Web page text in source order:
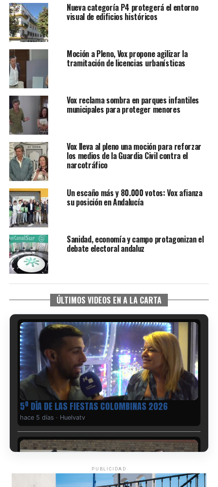
Nueva categoría P4 protegerá el entorno
visual de edificios históricos
Moción a Pleno, Vox propone agilizar la
tramitación de licencias urbanísticas
Vox reclama sombra en parques infantiles
municipales para proteger menores
Vox lleva al pleno una moción para reforzar
los medios de la Guardia Civil contra el
narcotráfico
Un escaño más y 80.000 votos: Vox afianza
su posición en Andalucía
Sanidad, economía y campo protagonizan el
debate electoral andaluz
ÚLTIMOS VIDEOS EN A LA CARTA
5º DÍA DE LAS FIESTAS COLOMBINAS 2026
hace 5 días · Huelvatv
PUBLICIDAD